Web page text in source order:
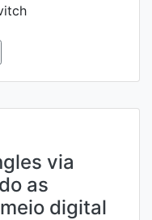
via
as
digital